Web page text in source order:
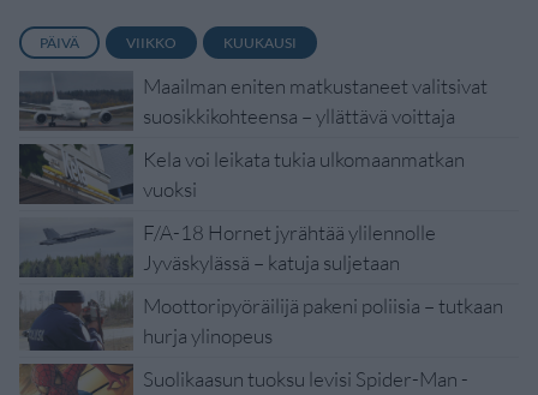
PÄIVÄ VIIKKO KUUKAUSI
Maailman eniten matkustaneet valitsivat
suosikkikohteensa – yllättävä voittaja
Kela voi leikata tukia ulkomaanmatkan
vuoksi
F/A-18 Hornet jyrähtää ylilennolle
Jyväskylässä – katuja suljetaan
Moottoripyöräilijä pakeni poliisia – tutkaan
hurja ylinopeus
Suolikaasun tuoksu levisi Spider-Man -